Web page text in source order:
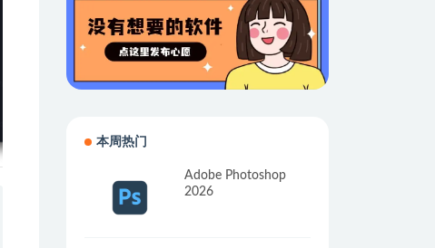
本周热门
Adobe Photoshop
2026